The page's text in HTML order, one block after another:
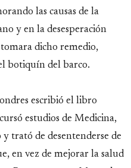
las causas de la
y en la desesperación
dicho remedio,
botiquín del barco.
escribió el libro
estudios de Medicina,
trató de desentenderse de
en vez de mejorar la salud